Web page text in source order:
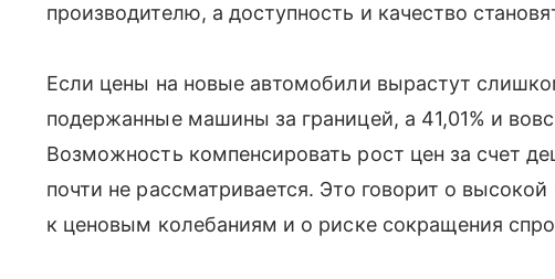
производителю, а доступность и качество
Если цены на новые автомобили вырастут
подержанные машины за границей, а 41,01% и
Возможность компенсировать рост цен за счет
почти не рассматривается. Это говорит о
к ценовым колебаниям и о риске сокращения